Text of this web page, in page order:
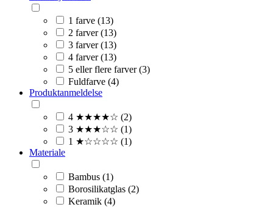
1 farve (13)
2 farver (13)
3 farver (13)
4 farver (13)
5 eller flere farver (3)
Fuldfarve (4)
Produktanmeldelse
4 ★★★★☆ (2)
3 ★★★☆☆ (1)
1 ★☆☆☆☆ (1)
Materiale
Bambus (1)
Borosilikatglas (2)
Keramik (4)